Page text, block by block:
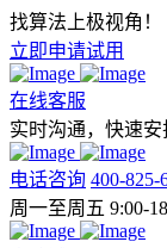
找算法上极视角！
立即申请试用
在线客服
实时沟通，快速安
电话咨询 400-825-
周一至周五 9:00-